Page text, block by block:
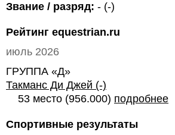
Звание / разряд: - (-)
Рейтинг equestrian.ru
июль 2026
ГРУППА «Д»
Такманс Ди Джей (-)
53 место (956.000) подробнее
Спортивные результаты